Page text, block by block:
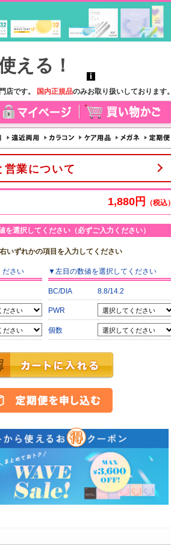
店です。 国内正規品のみお取り扱いしております。
営業について
1,880円 （税込）
を選択してください（必ずご入力ください）
いずれかの項目を入力してください
ださい ▼左目の数値を選択してください
BC/DIA 8.8/14.2
PWR
個数